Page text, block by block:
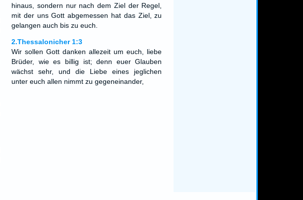
hinaus, sondern nur nach dem Ziel der Regel,
mit der uns Gott abgemessen hat das Ziel, zu
gelangen auch bis zu euch.
2.Thessalonicher 1:3
Wir sollen Gott danken allezeit um euch, liebe
Brüder, wie es billig ist; denn euer Glauben
wächst sehr, und die Liebe eines jeglichen
unter euch allen nimmt zu gegeneinander,